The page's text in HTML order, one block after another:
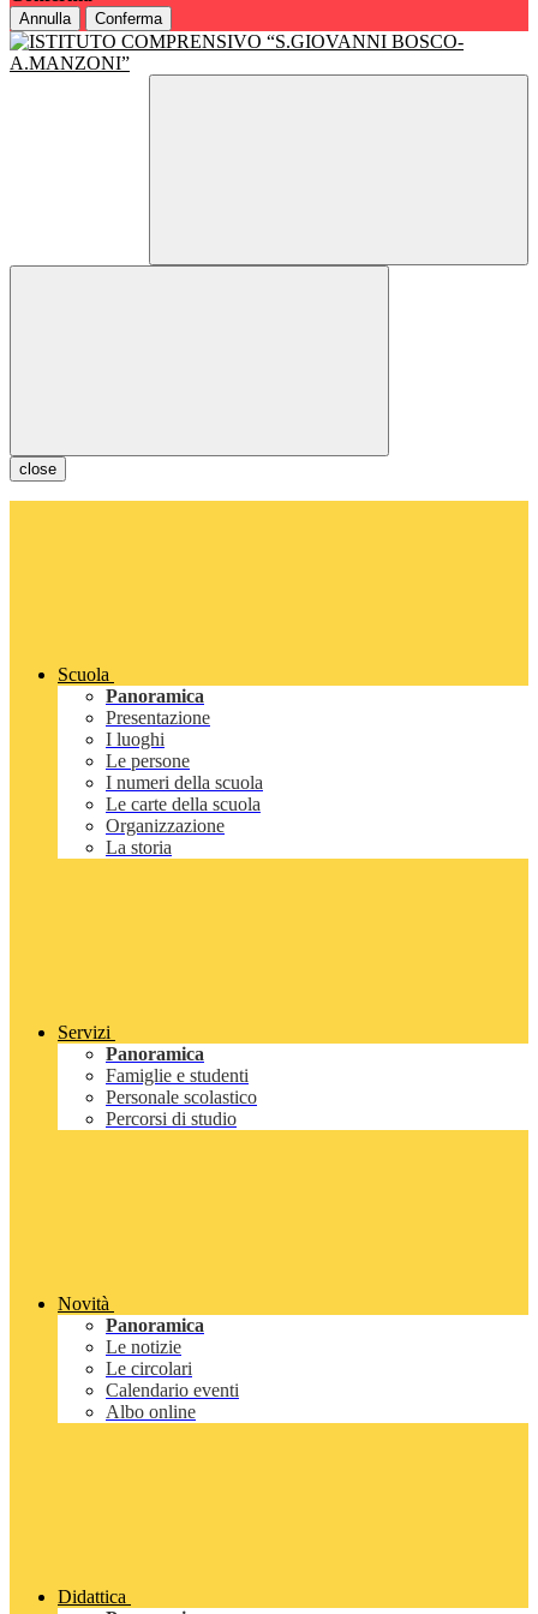
Annulla Conferma
close
Scuola
Panoramica
Presentazione
I luoghi
Le persone
I numeri della scuola
Le carte della scuola
Organizzazione
La storia
Servizi
Panoramica
Famiglie e studenti
Personale scolastico
Percorsi di studio
Novità
Panoramica
Le notizie
Le circolari
Calendario eventi
Albo online
Didattica